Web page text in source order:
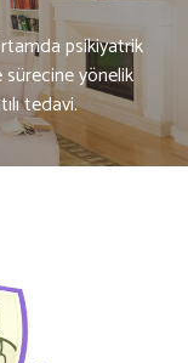
psikiyatrik
yönelik
tedavi.